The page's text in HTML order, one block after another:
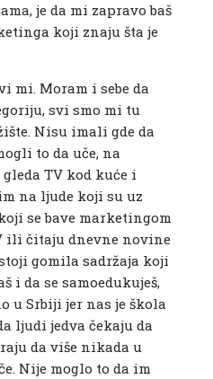
je da mi zapravo baš
koji znaju šta je
mi. Moram i sebe da
svi smo mi tu
Nisu imali gde da
to da uče, na
TV kod kuće i
na ljude koji su uz
se bave marketingom
ili čitaju dnevne novine
gomila sadržaja koji
i da se samoedukuješ,
u Srbiji jer nas je škola
ljudi jedva čekaju da
da više nikada u
Nije moglo to da im